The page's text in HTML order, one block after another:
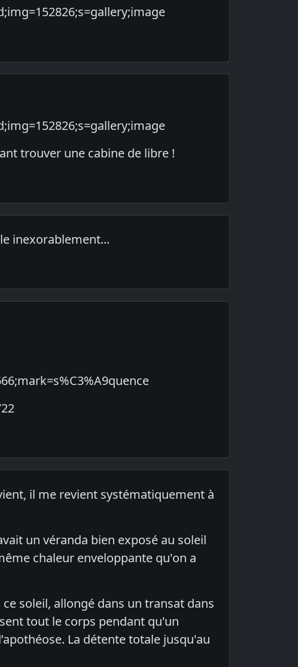
trouver une cabine de libre !
inexorablement...
il me revient systématiquement à
un véranda bien exposé au soleil
chaleur enveloppante qu'on a
soleil, allongé dans un transat dans
tout le corps pendant qu'un
La détente totale jusqu'au